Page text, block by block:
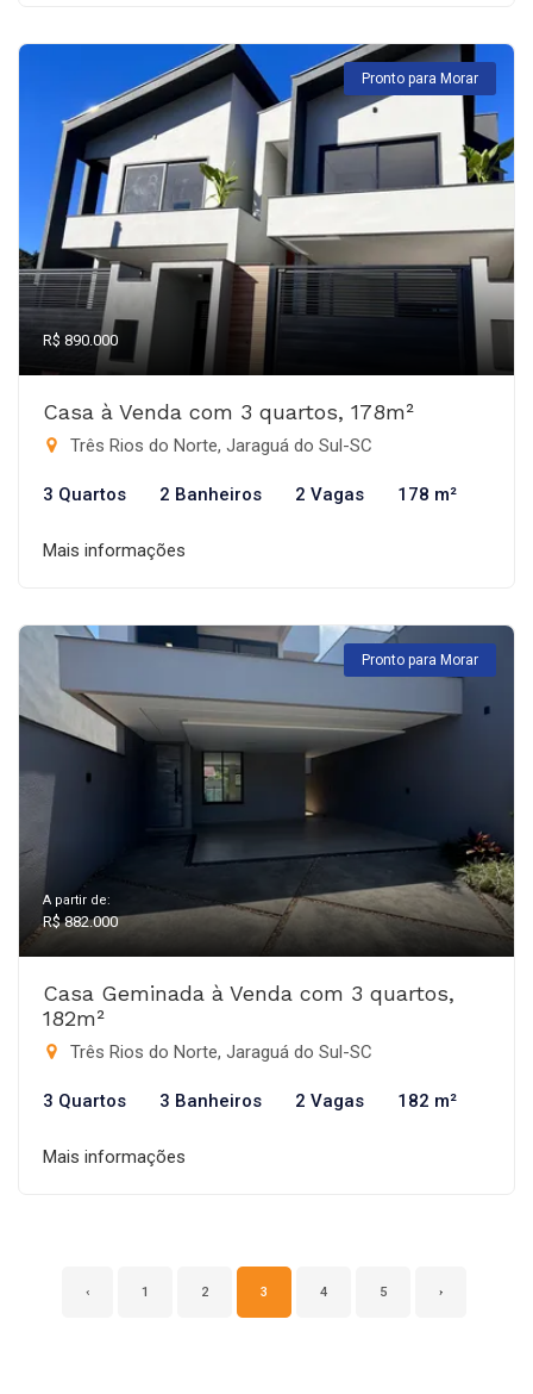
Pronto para Morar
R$ 890.000
Casa à Venda com 3 quartos, 178m²
Três Rios do Norte, Jaraguá do Sul-SC
3 Quartos 2 Banheiros 2 Vagas 178 m²
Mais informações
Pronto para Morar
A partir de:
R$ 882.000
Casa Geminada à Venda com 3 quartos,
182m²
Três Rios do Norte, Jaraguá do Sul-SC
3 Quartos 3 Banheiros 2 Vagas 182 m²
Mais informações
‹ 1 2 3 4 5 ›